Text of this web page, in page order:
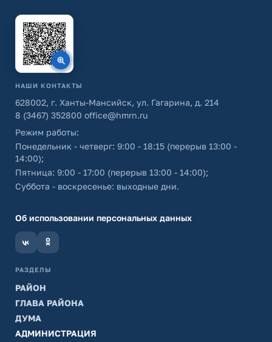
НАШИ КОНТАКТЫ
628002, г. Ханты-Мансийск, ул. Гагарина, д. 214
8 (3467) 352800 office@hmrn.ru
Режим работы:
Понедельник - четверг: 9:00 - 18:15 (перерыв 13:00 -
14:00);
Пятница: 9:00 - 17:00 (перерыв 13:00 - 14:00);
Суббота - воскресенье: выходные дни.
Об использовании персональных данных
РАЗДЕЛЫ
РАЙОН
ГЛАВА РАЙОНА
ДУМА
АДМИНИСТРАЦИЯ